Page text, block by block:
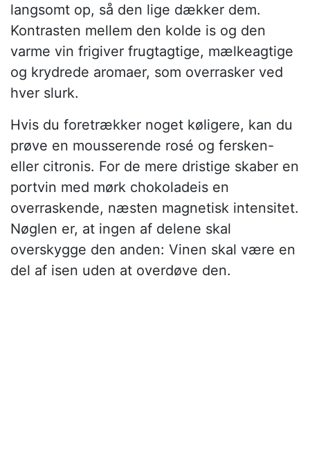
langsomt op, så den lige dækker dem.
Kontrasten mellem den kolde is og den
varme vin frigiver frugtagtige, mælkeagtige
og krydrede aromaer, som overrasker ved
hver slurk.
Hvis du foretrækker noget køligere, kan du
prøve en mousserende rosé og fersken-
eller citronis. For de mere dristige skaber en
portvin med mørk chokoladeis en
overraskende, næsten magnetisk intensitet.
Nøglen er, at ingen af delene skal
overskygge den anden: Vinen skal være en
del af isen uden at overdøve den.